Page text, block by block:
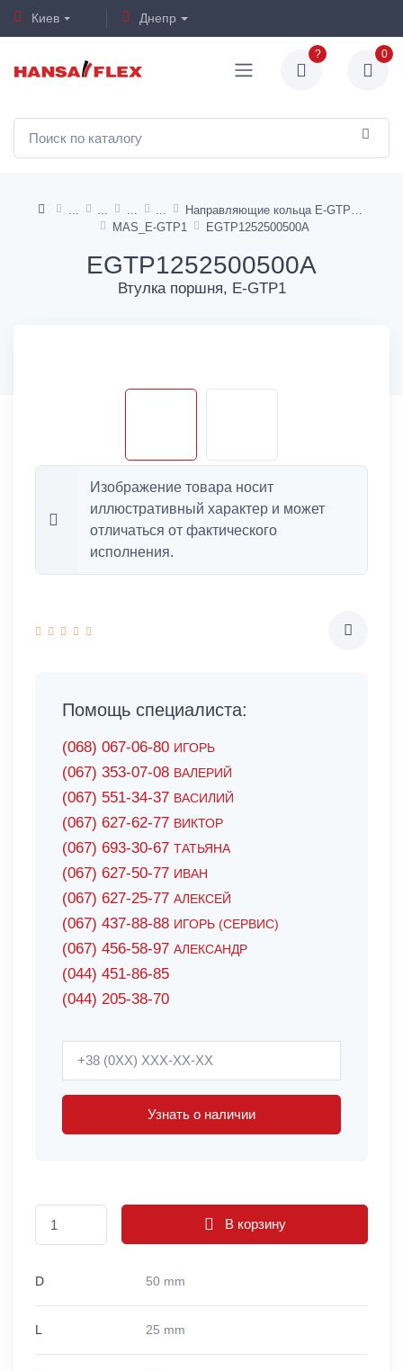
Киев Днепр
? 0
MAS_E-GTP1
EGTP1252500500A
EGTP1252500500A
Втулка поршня, E-GTP1
Изображение товара носит
иллюстративный характер и может
отличаться от фактического
исполнения.
Помощь специалиста:
(068) 067-06-80 ИГОРЬ
(067) 353-07-08 ВАЛЕРИЙ
(067) 551-34-37 ВАСИЛИЙ
(067) 627-62-77 ВИКТОР
(067) 693-30-67 ТАТЬЯНА
(067) 627-50-77 ИВАН
(067) 627-25-77 АЛЕКСЕЙ
(067) 437-88-88 ИГОРЬ (СЕРВИС)
(067) 456-58-97 АЛЕКСАНДР
(044) 451-86-85
(044) 205-38-70
Узнать о наличии
В корзину
D 50 mm
L 25 mm